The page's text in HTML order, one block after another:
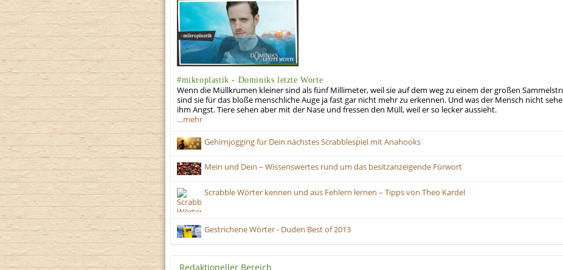
#mikroplastik - Dominiks letzte Worte
Wenn die Müllkrumen kleiner sind als fünf Millimeter, weil sie auf dem weg zu einem der großen
sind sie für das bloße menschliche Auge ja fast gar nicht mehr zu erkennen. Und was der Mensch nicht
ihm Angst. Tiere sehen aber mit der Nase und fressen den Müll, weil er so lecker aussieht.
…mehr
Gehirnjogging für Dein nächstes Scrabblespiel mit Anahooks
Mein und Dein – Wissenswertes rund um das besitzanzeigende Fürwort
Scrabble Wörter kennen und aus Fehlern lernen – Tipps von Theo Kardel
Gestrichene Wörter - Duden Best of 2013
Redaktioneller Bereich